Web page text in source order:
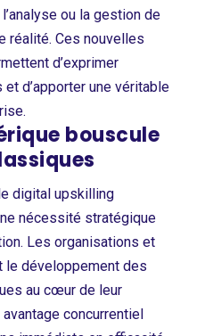
ou la gestion de
réalité. Ces nouvelles
d’exprimer
d’apporter une véritable
bouscule
digital upskilling
nécessité stratégique
Les organisations et
le développement des
au cœur de leur
concurrentiel